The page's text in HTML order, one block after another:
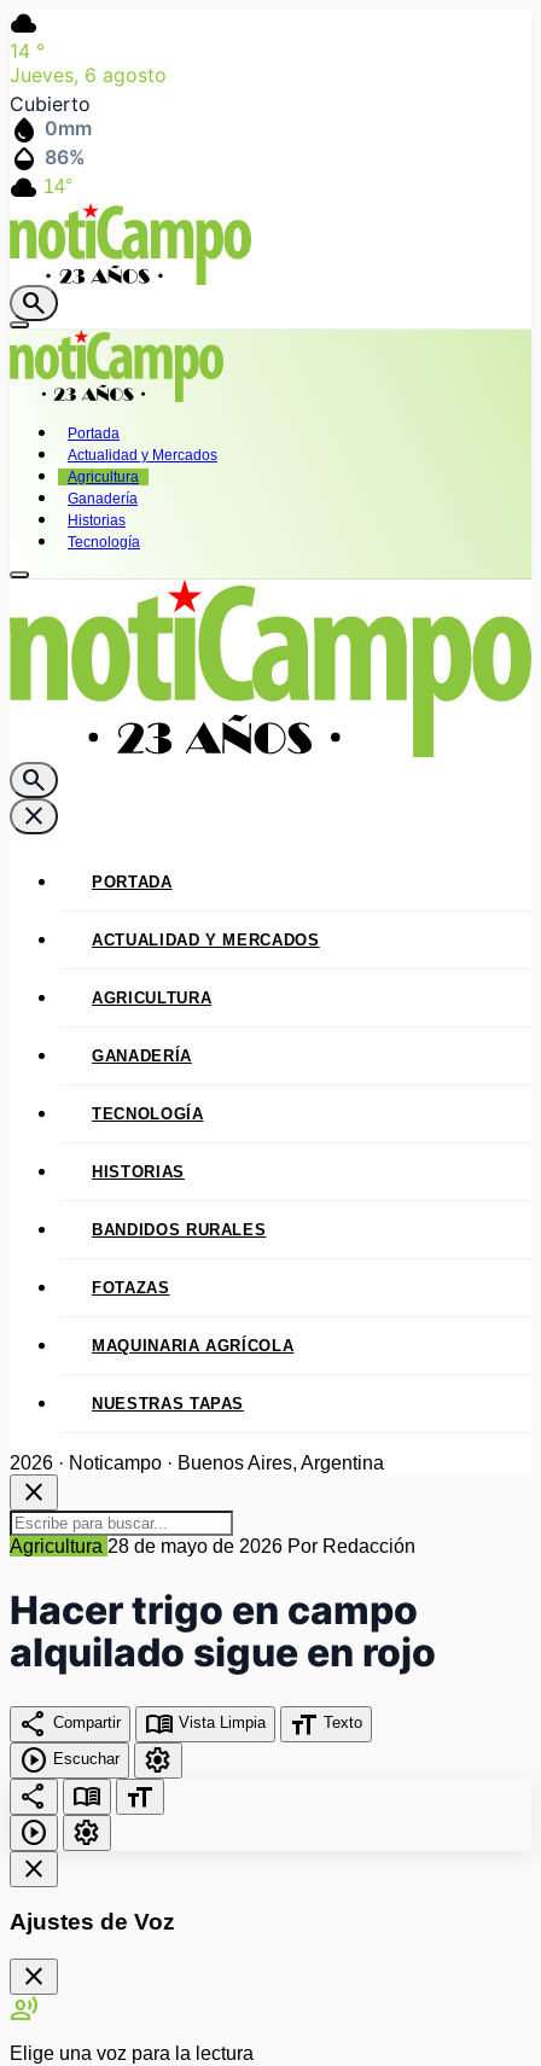
cloud
14 °
Jueves, 6 agosto
Cubierto
water_drop 0mm
humidity_mid 86%
cloud 14°
search
Portada
Actualidad y Mercados
Agricultura
Ganadería
Historias
Tecnología
search
close
PORTADA
ACTUALIDAD Y MERCADOS
AGRICULTURA
GANADERÍA
TECNOLOGÍA
HISTORIAS
BANDIDOS RURALES
FOTAZAS
MAQUINARIA AGRÍCOLA
NUESTRAS TAPAS
2026 · Noticampo · Buenos Aires, Argentina
close
Agricultura 28 de mayo de 2026 Por Redacción
Hacer trigo en campo
alquilado sigue en rojo
share Compartir menu_book Vista Limpia format_size Texto
play_circle Escuchar
settings
share
menu_book
format_size
play_circle
settings
close
Ajustes de Voz
close
record_voice_over
Elige una voz para la lectura